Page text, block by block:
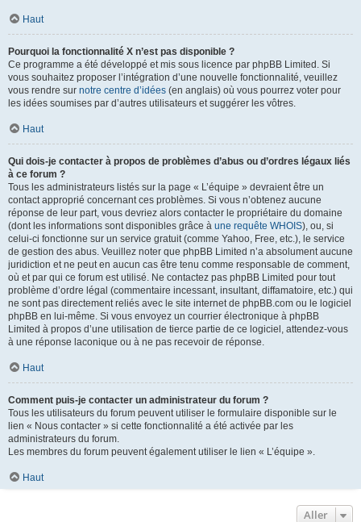
Haut
Pourquoi la fonctionnalité X n’est pas disponible ?
Ce programme a été développé et mis sous licence par phpBB Limited. Si
vous souhaitez proposer l’intégration d’une nouvelle fonctionnalité, veuillez
vous rendre sur notre centre d’idées (en anglais) où vous pourrez voter pour
les idées soumises par d’autres utilisateurs et suggérer les vôtres.
Haut
Qui dois-je contacter à propos de problèmes d’abus ou d’ordres légaux liés
à ce forum ?
Tous les administrateurs listés sur la page « L’équipe » devraient être un
contact approprié concernant ces problèmes. Si vous n’obtenez aucune
réponse de leur part, vous devriez alors contacter le propriétaire du domaine
(dont les informations sont disponibles grâce à une requête WHOIS), ou, si
celui-ci fonctionne sur un service gratuit (comme Yahoo, Free, etc.), le service
de gestion des abus. Veuillez noter que phpBB Limited n’a absolument aucune
juridiction et ne peut en aucun cas être tenu comme responsable de comment,
où et par qui ce forum est utilisé. Ne contactez pas phpBB Limited pour tout
problème d’ordre légal (commentaire incessant, insultant, diffamatoire, etc.) qui
ne sont pas directement reliés avec le site internet de phpBB.com ou le logiciel
phpBB en lui-même. Si vous envoyez un courrier électronique à phpBB
Limited à propos d’une utilisation de tierce partie de ce logiciel, attendez-vous
à une réponse laconique ou à ne pas recevoir de réponse.
Haut
Comment puis-je contacter un administrateur du forum ?
Tous les utilisateurs du forum peuvent utiliser le formulaire disponible sur le
lien « Nous contacter » si cette fonctionnalité a été activée par les
administrateurs du forum.
Les membres du forum peuvent également utiliser le lien « L’équipe ».
Haut
Aller